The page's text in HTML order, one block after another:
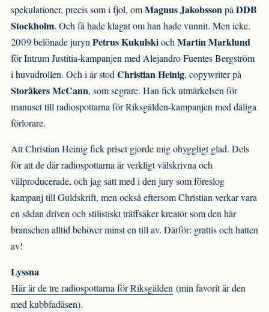
spekulationer, precis som i fjol, omMagnus Jakobsson på DDB
Stockholm. Och få hade klagat om han hade vunnit. Men icke.
2009 belönade juryn Petrus Kukulskioch Martin Marklund
för Intrum Justitia-kampanjen med Alejandro Fuentes Bergström
i huvudrollen. Och i år stod Christian Heinig, copywriter på
Storåkers McCann, som segrare. Han fick utmärkelsen för
manuset till radiospottarna för Riksgälden-kampanjen med dåliga
förlorare.
Att Christian Heinig fick priset gjorde mig ohyggligt glad. Dels
för att de där radiospottarna är verkligt välskrivna och
välproducerade, och jag satt med i den jury som föreslog
kampanj till Guldskrift, men också eftersom Christian verkar vara
en sådan driven och stilistiskt träffsäker kreatör som den här
branschen alltid behöver minst en till av. Därför: grattis och hatten
av!
Lyssna
Här är de tre radiospottarna för Riksgälden (min favorit är den
med kubbfadäsen).